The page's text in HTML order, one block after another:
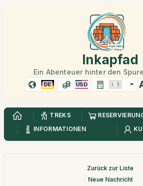
Inkapfad
Ein Abenteuer hinter den
DE USD
TREKS
INFORMATIONEN
Zurück zur Liste
Neue Nachricht